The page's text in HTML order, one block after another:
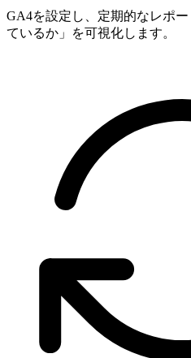
GA4を設定し、定期的なレポ
ているか」を可視化します。